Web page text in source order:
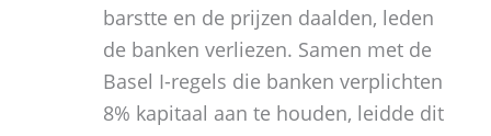
barstte en de prijzen daalden, leden
de banken verliezen. Samen met de
Basel I-regels die banken verplichten
8% kapitaal aan te houden, leidde dit